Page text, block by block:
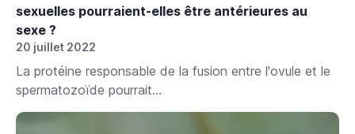
sexuelles pourraient-elles être antérieures au
sexe ?
20 juillet 2022
La protéine responsable de la fusion entre l'ovule et le
spermatozoïde pourrait...